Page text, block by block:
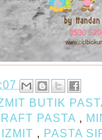
BUTIK
PASTA ,
, PASTA